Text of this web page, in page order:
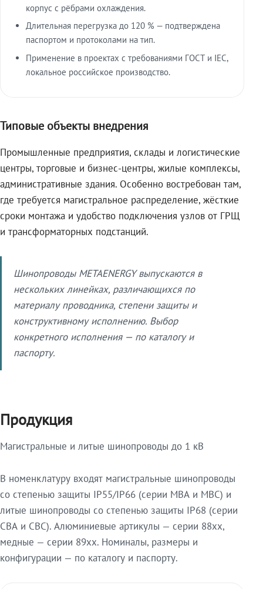
корпус с рёбрами охлаждения.
Длительная перегрузка до 120 % — подтверждена
паспортом и протоколами на тип.
Применение в проектах с требованиями ГОСТ и IEC,
локальное российское производство.
Типовые объекты внедрения
Промышленные предприятия, склады и логистические
центры, торговые и бизнес-центры, жилые комплексы,
административные здания. Особенно востребован там,
где требуется магистральное распределение, жёсткие
сроки монтажа и удобство подключения узлов от ГРЩ
и трансформаторных подстанций.
Шинопроводы METAENERGY выпускаются в
нескольких линейках, различающихся по
материалу проводника, степени защиты и
конструктивному исполнению. Выбор
конкретного исполнения — по каталогу и
паспорту.
Продукция
Магистральные и литые шинопроводы до 1 кВ
В номенклатуру входят магистральные шинопроводы
со степенью защиты IP55/IP66 (серии МВА и МВС) и
литые шинопроводы со степенью защиты IP68 (серии
СВА и СВС). Алюминиевые артикулы — серии 88xx,
медные — серии 89xx. Номиналы, размеры и
конфигурации — по каталогу и паспорту.